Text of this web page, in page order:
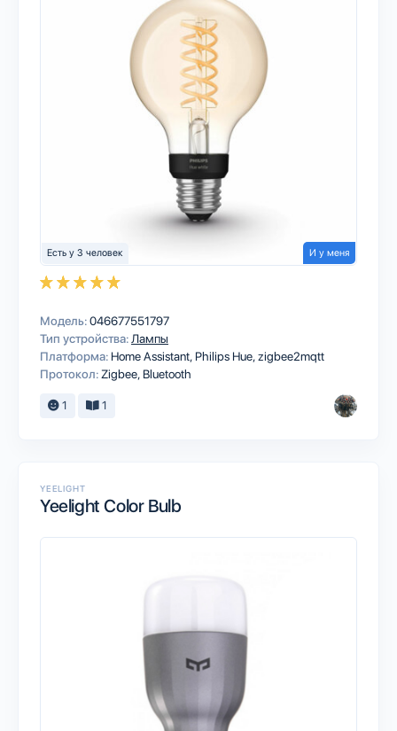
Есть у 3 человек И у меня
Модель:046677551797
Тип устройства: Лампы
Платформа: Home Assistant Philips Huezigbee2mqtt
Протокол: Zigbee Bluetooth
1 1
YEELIGHT
Yeelight Color Bulb